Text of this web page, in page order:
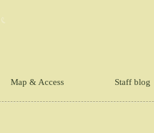
Map & Access Staff blog